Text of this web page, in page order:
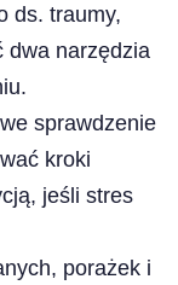
ds. traumy,
dwa narzędzia
sprawdzenie
kroki
jeśli stres
porażek i